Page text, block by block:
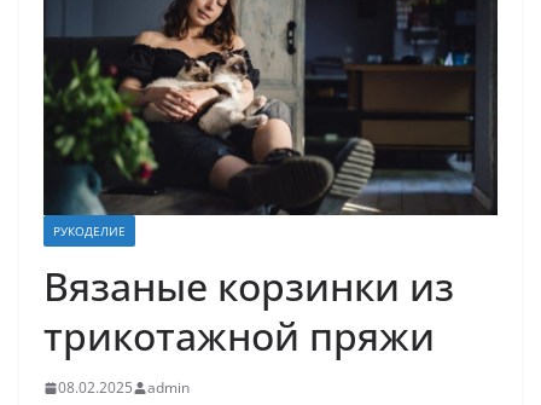
РУКОДЕЛИЕ
Вязаные корзинки из
трикотажной пряжи
08.02.2025 admin